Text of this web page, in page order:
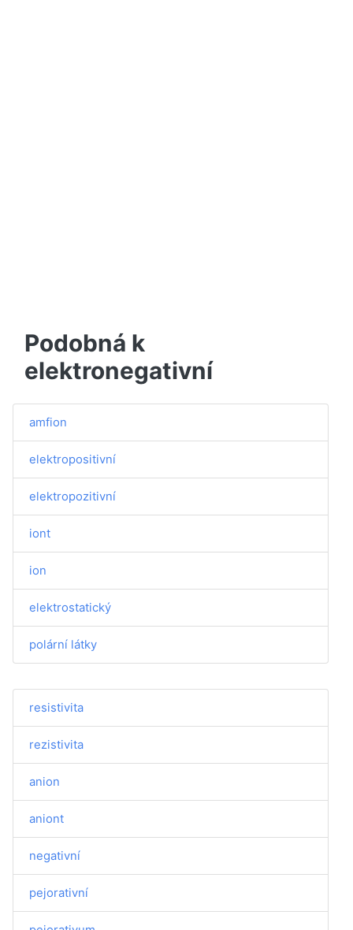
Podobná k
elektronegativní
amfion
elektropositivní
elektropozitivní
iont
ion
elektrostatický
polární látky
resistivita
rezistivita
anion
aniont
negativní
pejorativní